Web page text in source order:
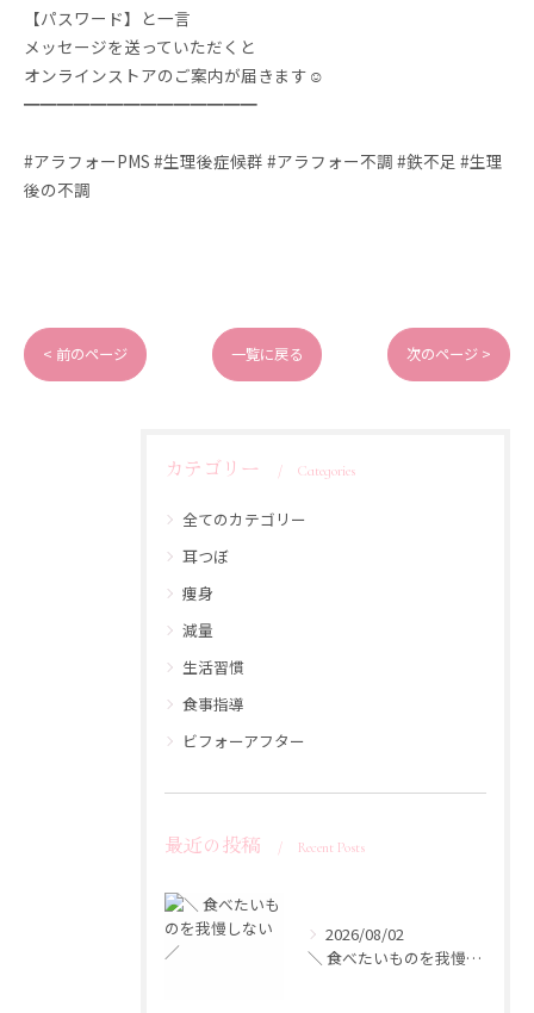
【パスワード】と一言
メッセージを送っていただくと
オンラインストアのご案内が届きます☺️
━━━━━━━━━━━━━━
#アラフォーPMS #生理後症候群 #アラフォー不調 #鉄不足 #生理
後の不調
< 前のページ 一覧に戻る 次のページ >
カテゴリー Categories
全てのカテゴリー
耳つぼ
痩身
減量
生活習慣
食事指導
ビフォーアフター
最近の投稿 Recent Posts
2026/08/02
＼ 食べたいものを我慢しない ／